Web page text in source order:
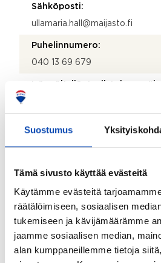
Suostumus
Tämä sivusto käyttää evästeitä
Käytämme evästeitä
räätälöimiseen, sosiaalisen
tukemiseen ja kävijämäärämme
jaamme sosiaalisen median,
alan kumppaneillemme tietoja
Sähköposti:
ullamaria.hall@maijasto.fi
Puhelinnumero:
040 13 69 679
Tiili
Katemateriaali: